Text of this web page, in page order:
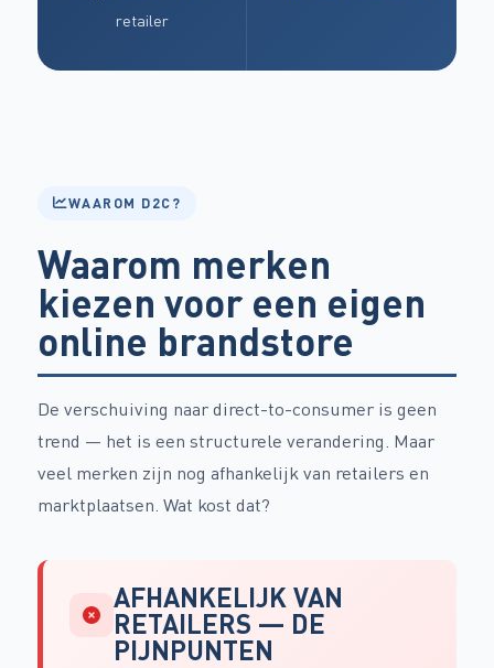
retailer
WAAROM D2C?
Waarom merken
kiezen voor een eigen
online brandstore
De verschuiving naar direct-to-consumer is geen
trend — het is een structurele verandering. Maar
veel merken zijn nog afhankelijk van retailers en
marktplaatsen. Wat kost dat?
AFHANKELIJK VAN
RETAILERS — DE
PIJNPUNTEN